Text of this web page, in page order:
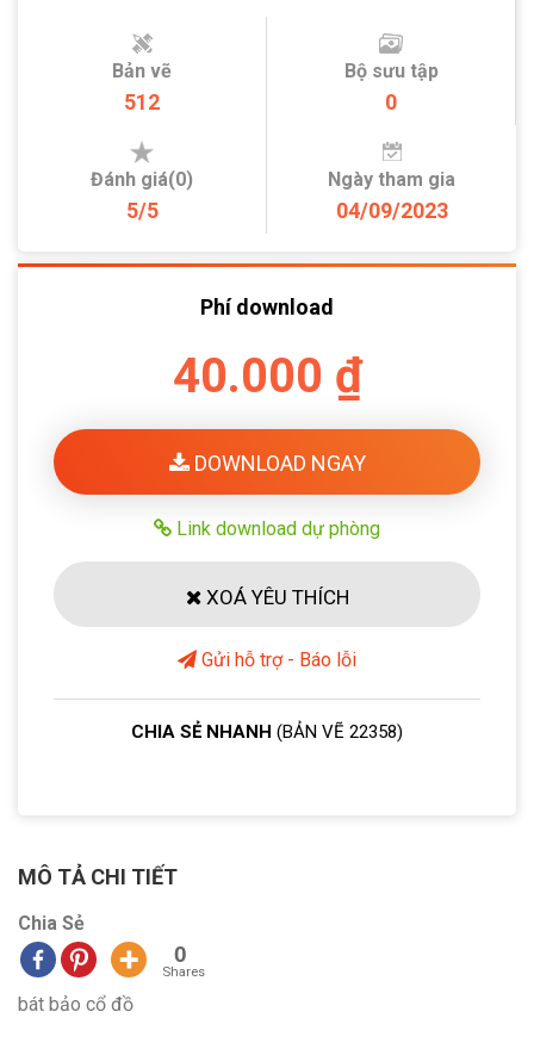
Bản vẽ
512
Bộ sưu tập
0
Đánh giá(0)
5/5
Ngày tham gia
04/09/2023
Phí download
40.000 ₫
DOWNLOAD NGAY
Link download dự phòng
XOÁ YÊU THÍCH
Gửi hỗ trợ - Báo lỗi
CHIA SẺ NHANH (BẢN VẼ 22358)
MÔ TẢ CHI TIẾT
Chia Sẻ
0
Shares
bát bảo cổ đồ